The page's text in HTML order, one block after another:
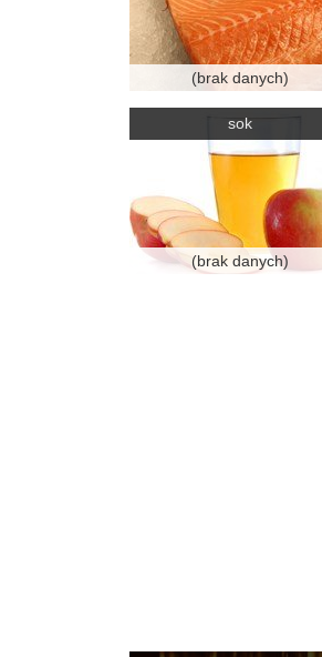
(brak danych)
sok
(brak danych)